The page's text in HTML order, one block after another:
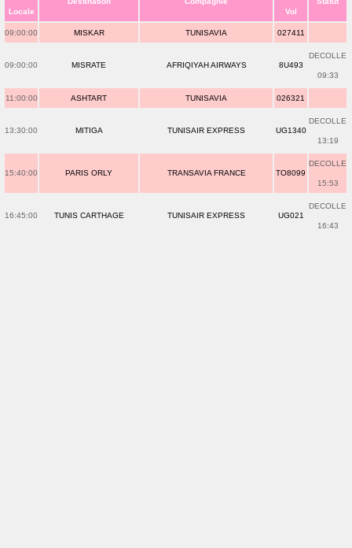
Locale Vol
09:00:00 MISKAR TUNISAVIA 027411
09:00:00 MISRATE AFRIQIYAH AIRWAYS 8U493
DECOLLE
09:33
11:00:00 ASHTART TUNISAVIA 026321
13:30:00 MITIGA TUNISAIR EXPRESS UG1340
DECOLLE
13:19
15:40:00 PARIS ORLY TRANSAVIA FRANCE TO8099
DECOLLE
15:53
16:45:00 TUNIS CARTHAGE TUNISAIR EXPRESS UG021
DECOLLE
16:43